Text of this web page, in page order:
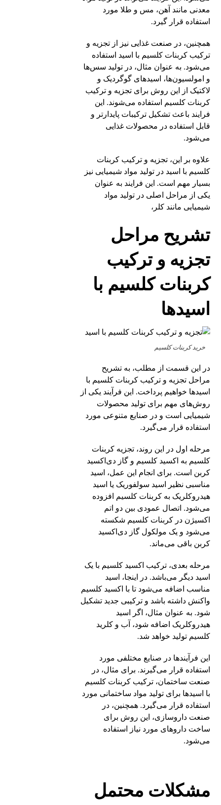
معدنی مانند آهن، مس و طلا مورد
استفاده قرار گیرد.
همچنین، در صنعت غذایی نیز از تجزیه و
ترکیب کربنات کلسیم با اسید استفاده
می‌شود. به عنوان مثال، در تولید سس‌ها
و امولسیون‌ها، اسیدهای گوگردیک و
لاکتیک از این روش برای تجزیه و ترکیب
کربنات کلسیم استفاده می‌شوند. این
فرایند باعث تشکیل ترکیبات پایدارتر و
قابل استفاده در محصولات غذایی
می‌شود.
علاوه بر این، تجزیه و ترکیب کربنات
کلسیم با اسید در تولید مواد شیمیایی نیز
بسیار مهم است. این فرایند به عنوان
یکی از مراحل اصلی در تولید مواد
شیمیایی مانند کلر،
تشریح مراحل
تجزیه و ترکیب
کربنات کلسیم با
اسیدها
خرید کربنات کلسیم
در این قسمت از مطلب، به تشریح
مراحل تجزیه و ترکیب کربنات کلسیم با
اسیدها خواهیم پرداخت. این فرآیند یکی از
روش‌های مهم برای تولید محصولات
شیمیایی است و در صنایع متنوعی مورد
استفاده قرار می‌گیرد.
مرحله اول در این روند، تجزیه کربنات
کلسیم به اکسید کلسیم و گاز دی‌اکسید
کربن است. برای انجام این عمل، اسید
مناسبی نظیر اسید سولفوریک یا اسید
هیدروکلریک به کربنات کلسیم افزوده
می‌شود. اتصال عمودی بین دو اتم
اکسیژن در کربنات کلسیم شکسته
می‌شود و یک مولکول گاز دی‌اکسید
کربن باقی می‌ماند.
مرحله بعدی، ترکیب اکسید کلسیم با یک
اسید دیگر می‌باشد. در اینجا، اسید
مناسب اضافه می‌شود تا با اکسید کلسیم
واکنش داشته باشد و ترکیبی جدید تشکیل
شود. به عنوان مثال، اگر اسید
هیدروکلریک اضافه شود، آب و کلرید
کلسیم تولید خواهد شد.
این فرآیند‌ها در صنایع مختلفی مورد
استفاده قرار می‌گیرند. برای مثال، در
صنعت ساختمان، ترکیب کربنات کلسیم
با اسید‌ها برای تولید مواد ساختمانی مورد
استفاده قرار می‌گیرد. همچنین، در
صنعت داروسازی، این روش برای
ساخت داروهای مورد نیاز استفاده
می‌شود.
مشکلات محتمل